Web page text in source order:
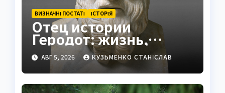
ВИЗНАЧНІ ПОСТАТІ ІСТОРІЯ
Отец истории
Геродот: жизнь,
труды и наследие
АВГ 5, 2026 КУЗЬМЕНКО СТАНІСЛАВ